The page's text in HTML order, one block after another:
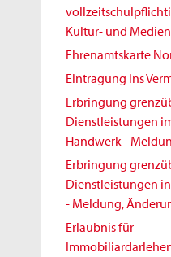
Kultur- und
Ehrenamtskarte
Eintragung ins
Erbringung
Dienstleistungen
Handwerk -
Erbringung
Dienstleistungen
- Meldung,
Erlaubnis für